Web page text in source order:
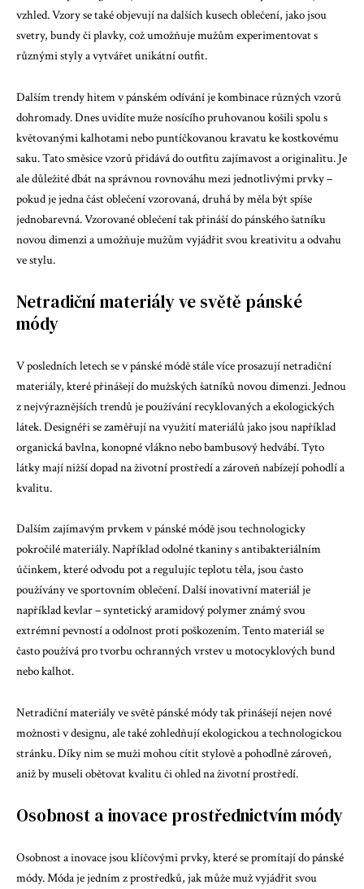
vzhled. Vzory se také objevují na dalších kusech oblečení, jako jsou
svetry, bundy či plavky, což umožňuje mužům experimentovat s
různými styly a vytvářet unikátní outfit.
Dalším trendy hitem v pánském odívání je kombinace různých vzorů
dohromady. Dnes uvidíte muže nosícího pruhovanou košili spolu s
květovanými kalhotami nebo puntíčkovanou kravatu ke kostkovému
saku. Tato směsice vzorů přidává do outfitu zajímavost a originalitu. Je
ale důležité dbát na správnou rovnováhu mezi jednotlivými prvky –
pokud je jedna část oblečení vzorovaná, druhá by měla být spíše
jednobarevná. Vzorované oblečení tak přináší do pánského šatníku
novou dimenzi a umožňuje mužům vyjádřit svou kreativitu a odvahu
ve stylu.
Netradiční materiály ve světě pánské
módy
V posledních letech se v pánské módě stále více prosazují netradiční
materiály, které přinášejí do mužských šatníků novou dimenzi. Jednou
z nejvýraznějších trendů je používání recyklovaných a ekologických
látek. Designéři se zaměřují na využití materiálů jako jsou například
organická bavlna, konopné vlákno nebo bambusový hedvábí. Tyto
látky mají nižší dopad na životní prostředí a zároveň nabízejí pohodlí a
kvalitu.
Dalším zajímavým prvkem v pánské módě jsou technologicky
pokročilé materiály. Například odolné tkaniny s antibakteriálním
účinkem, které odvodu pot a regulujíc teplotu těla, jsou často
používány ve sportovním oblečení. Další inovativní materiál je
například kevlar – syntetický aramidový polymer známý svou
extrémní pevností a odolnost proti poškozením. Tento materiál se
často používá pro tvorbu ochranných vrstev u motocyklových bund
nebo kalhot.
Netradiční materiály ve světě pánské módy tak přinášejí nejen nové
možnosti v designu, ale také zohledňují ekologickou a technologickou
stránku. Díky nim se muži mohou cítit stylově a pohodlně zároveň,
aniž by museli obětovat kvalitu či ohled na životní prostředí.
Osobnost a inovace prostřednictvím módy
Osobnost a inovace jsou klíčovými prvky, které se promítají do pánské
módy. Móda je jedním z prostředků, jak může muž vyjádřit svou